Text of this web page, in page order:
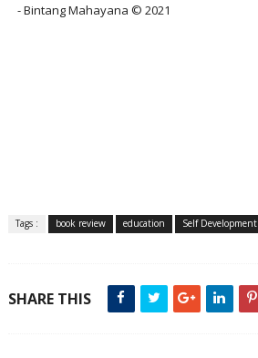
- Bintang Mahayana ©️ 2021
Tags : book review education Self Development
SHARE THIS